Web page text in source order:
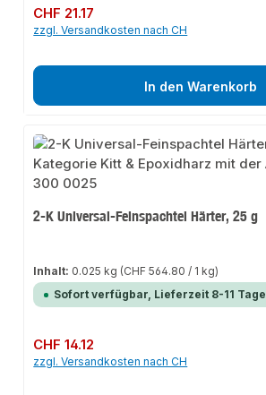
Regulärer Preis:
CHF 21.17
zzgl. Versandkosten nach CH
In den Warenkorb
2-K Universal-Feinspachtel Härter, 25 g
Inhalt: 0.025 kg (CHF 564.80 / 1 kg)
Sofort verfügbar, Lieferzeit 8-11 Tage
Regulärer Preis:
CHF 14.12
zzgl. Versandkosten nach CH